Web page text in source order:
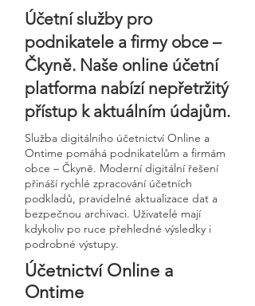
Účetní služby pro
podnikatele a firmy obce –
Čkyně. Naše online účetní
platforma nabízí nepřetržitý
přístup k aktuálním údajům.
Služba digitálního účetnictví Online a
Ontime pomáhá podnikatelům a firmám
obce – Čkyně. Moderní digitální řešení
přináší rychlé zpracování účetních
podkladů, pravidelné aktualizace dat a
bezpečnou archivaci. Uživatelé mají
kdykoliv po ruce přehledné výsledky i
podrobné výstupy.
Účetnictví Online a
Ontime